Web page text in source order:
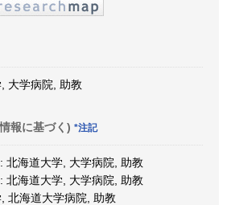
大学病院, 助教
報に基づく) *注記
北海道大学, 大学病院, 助教
北海道大学, 大学病院, 助教
北海道大学病院, 助教